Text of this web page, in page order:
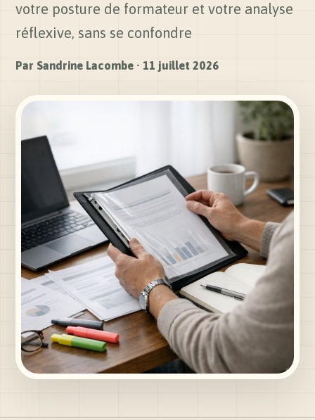
votre posture de formateur et votre analyse
réflexive, sans se confondre
Par Sandrine Lacombe · 11 juillet 2026